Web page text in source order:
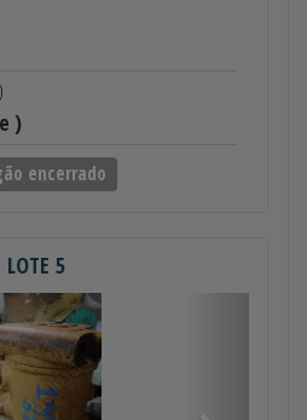
)
encerrado
LOTE 5